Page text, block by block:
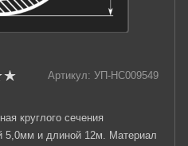
Артикул: УП-НС009549
круглого сечения
5,0мм и длиной 12м. Материал